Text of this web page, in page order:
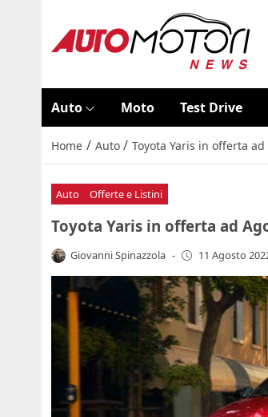
Auto Moto Test Drive
Home / Auto / Toyota Yaris in offerta
Auto Offerte e Listini
Toyota Yaris in offerta ad
Giovanni Spinazzola - 11 Agosto